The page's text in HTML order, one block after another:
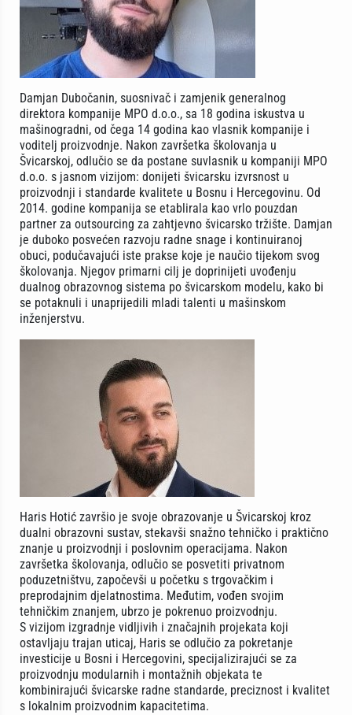
Damjan Dubočanin, suosnivač i zamjenik generalnog
direktora kompanije MPO d.o.o., sa 18 godina iskustva u
mašinogradni, od čega 14 godina kao vlasnik kompanije i
voditelj proizvodnje. Nakon završetka školovanja u
Švicarskoj, odlučio se da postane suvlasnik u kompaniji MPO
d.o.o. s jasnom vizijom: donijeti švicarsku izvrsnost u
proizvodnji i standarde kvalitete u Bosnu i Hercegovinu. Od
2014. godine kompanija se etablirala kao vrlo pouzdan
partner za outsourcing za zahtjevno švicarsko tržište. Damjan
je duboko posvećen razvoju radne snage i kontinuiranoj
obuci, podučavajući iste prakse koje je naučio tijekom svog
školovanja. Njegov primarni cilj je doprinijeti uvođenju
dualnog obrazovnog sistema po švicarskom modelu, kako bi
se potaknuli i unaprijedili mladi talenti u mašinskom
inženjerstvu.
Haris Hotić završio je svoje obrazovanje u Švicarskoj kroz
dualni obrazovni sustav, stekavši snažno tehničko i praktično
znanje u proizvodnji i poslovnim operacijama. Nakon
završetka školovanja, odlučio se posvetiti privatnom
poduzetništvu, započevši u početku s trgovačkim i
preprodajnim djelatnostima. Međutim, vođen svojim
tehničkim znanjem, ubrzo je pokrenuo proizvodnju.
S vizijom izgradnje vidljivih i značajnih projekata koji
ostavljaju trajan uticaj, Haris se odlučio za pokretanje
investicije u Bosni i Hercegovini, specijalizirajući se za
proizvodnju modularnih i montažnih objekata te
kombinirajući švicarske radne standarde, preciznost i kvalitet
s lokalnim proizvodnim kapacitetima.